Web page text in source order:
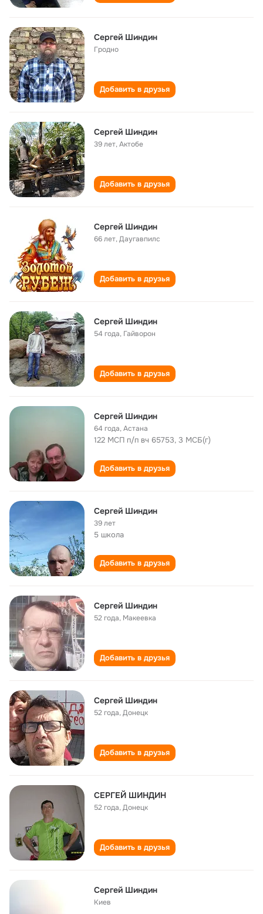
Сергей Шиндин
Гродно
Добавить в друзья
Сергей Шиндин
39 лет,Актобе
Добавить в друзья
Сергей Шиндин
66 лет,Даугавпилс
Добавить в друзья
Сергей Шиндин
54 года, Гайворон
Добавить в друзья
Сергей Шиндин
64 года,Астана
122 МСП п/п вч 65753, 3 МСБ(г)
Добавить в друзья
Сергей Шиндин
39 лет
5 школа
Добавить в друзья
Сергей Шиндин
52 года, Макеевка
Добавить в друзья
Сергей Шиндин
52 года,Донецк
Добавить в друзья
СЕРГЕЙ ШИНДИН
52 года,Донецк
Добавить в друзья
Сергей Шиндин
Киев